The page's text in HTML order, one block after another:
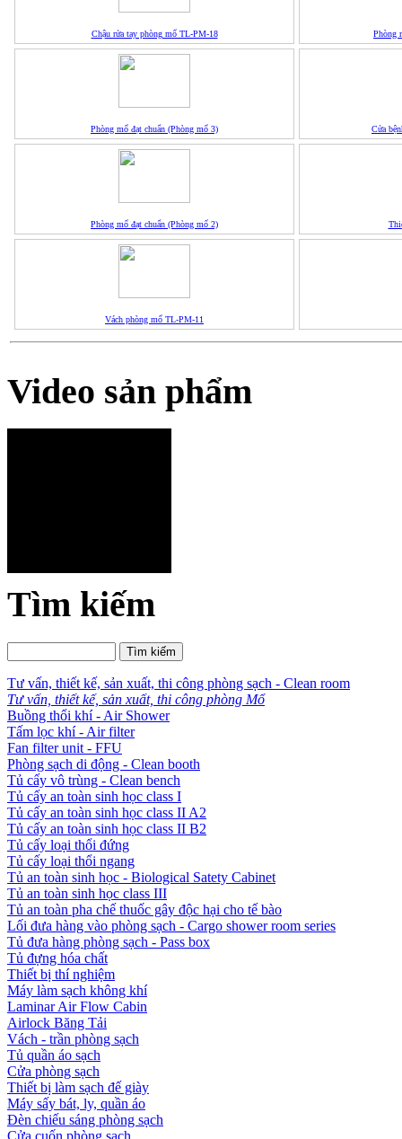
Chậu rửa tay phòng mổ TL-PM-18 Phòng
Phòng mổ đạt chuẩn (Phòng mổ 3) Cửa
Phòng mổ đạt chuẩn (Phòng mổ 2)
Vách phòng mổ TL-PM-11
Video sản phẩm
Tìm kiếm
Tư vấn, thiết kế, sản xuất, thi công phòng sạch - Clean room
Tư vấn, thiết kế, sản xuất, thi công phòng Mổ
Buồng thổi khí - Air Shower
Tấm lọc khí - Air filter
Fan filter unit - FFU
Phòng sạch di động - Clean booth
Tủ cấy vô trùng - Clean bench
Tủ cấy an toàn sinh học class I
Tủ cấy an toàn sinh học class II A2
Tủ cấy an toàn sinh học class II B2
Tủ cấy loại thổi đứng
Tủ cấy loại thổi ngang
Tủ an toàn sinh học - Biological Satety Cabinet
Tủ an toàn sinh học class III
Tủ an toàn pha chế thuốc gây độc hại cho tế bào
Lối đưa hàng vào phòng sạch - Cargo shower room series
Tủ đưa hàng phòng sạch - Pass box
Tủ đựng hóa chất
Thiết bị thí nghiệm
Máy làm sạch không khí
Laminar Air Flow Cabin
Airlock Băng Tải
Vách - trần phòng sạch
Tủ quần áo sạch
Cửa phòng sạch
Thiết bị làm sạch đế giày
Máy sấy bát, ly, quần áo
Đèn chiếu sáng phòng sạch
Cửa cuốn phòng sạch